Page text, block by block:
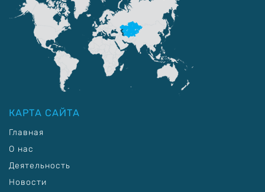
КАРТА САЙТА
Главная
О нас
Деятельность
Новости